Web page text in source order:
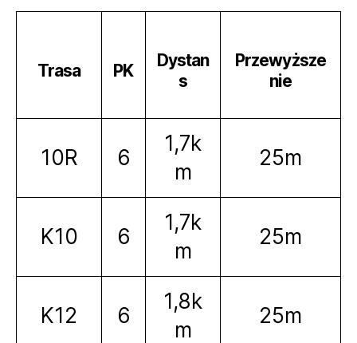
Trasa PK
Dystan
s
Przewyższe
nie
10R 6
1,7k
m
25m
K10 6
1,7k
m
25m
K12 6
1,8k
m
25m